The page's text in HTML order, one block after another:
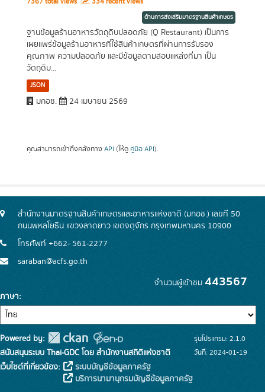
ด้านการส่งเสริมมาตรฐานสินค้าเกษตร
ฐานข้อมูลร้านอาหารวัตถุดิบปลอดภัย (Q Restaurant) เป็นการ
เผยแพร่ข้อมูลร้านอาหารที่ใช้สินค้าเกษตรที่ผ่านการรับรอง
คุณภาพ ความปลอดภัย และมีข้อมูลตามสอบแหล่งที่มา เป็น
วัตถุดิบ...
JSON
มกอช. 24 เมษายน 2569
คุณสามารถเข้าถึงคลังทาง API (ให้ดู คู่มือ API).
สำนักงานมาตรฐานสินค้าเกษตรและอาหารแห่งชาติ (มกอช.) เลขที่ 50
ถนนพหลโยธิน แขวงลาดยาว เขตจตุจักร กรุงเทพมหานคร 10900
โทรศัพท์ +662- 561-2277
saraban@acfs.go.th
จำนวนผู้เข้าชม 443567
ภาษา
Powered by:
สนับสนุนระบบ Thai-GDC โดย สำนักงานสถิติแห่งชาติ
เว็บไซต์ที่เกี่ยวข้อง:
ระบบบัญชีข้อมูลภาครัฐ
บริการนามานุกรมบัญชีข้อมูลภาครัฐ
รุ่นโปรแกรม: 2.1.0
วันที่: 2024-01-19